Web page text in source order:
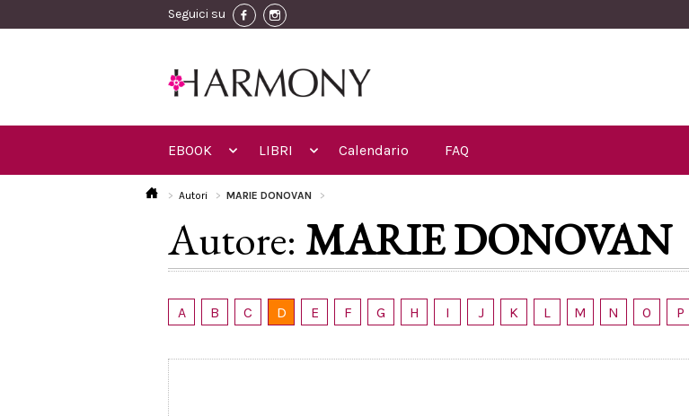
Seguici su
EBOOK LIBRI Calendario FAQ
Autori MARIE DONOVAN
Autore: MARIE DONOVAN
A B C D E F G H I J K L M N O P